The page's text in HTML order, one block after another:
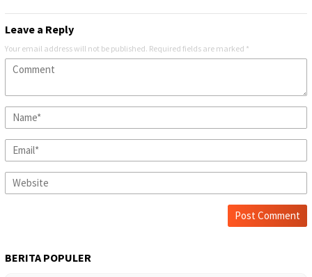
Leave a Reply
Your email address will not be published. Required fields are marked *
BERITA POPULER